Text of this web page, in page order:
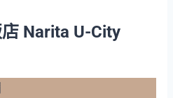
Narita U-City